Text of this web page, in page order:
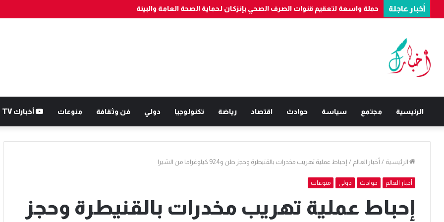
أخبار عاجلة بناءً على معلومات “الديستي”.. فرقة مكافحة العصابات بأكادير تُوقف شخصين وتحجز 7300 قرصا مهلوسا قادما من الخارج
الرئيسية مجتمع سياسة حوادث اقتصاد رياضة تكنولوجيا دولي فن وثقافة منوعات أخبارك TV
الرئيسية / أخبار العالم / إحباط عملية تهريب مخدرات بالقنيطرة وحجز طن و924 كيلوغراما من الشيرا
أخبار العالم حوادث دولي منوعات
إحباط عملية تهريب مخدرات بالقنيطرة وحجز